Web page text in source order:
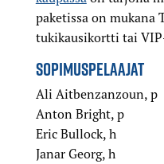
paketissa on mukana
tukikausikortti tai
SOPIMUSPELAAJAT
Ali Aitbenzanzoun, p
Anton Bright, p
Eric Bullock, h
Janar Georg, h